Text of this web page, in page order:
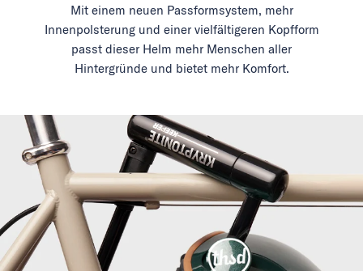
Mit einem neuen Passformsystem, mehr
Innenpolsterung und einer vielfältigeren Kopfform
passt dieser Helm mehr Menschen aller
Hintergründe und bietet mehr Komfort.